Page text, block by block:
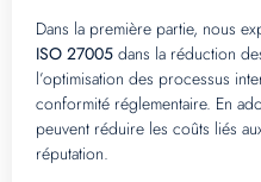
Dans la première partie, nous
ISO 27005 dans la réduction
l’optimisation des processus
conformité réglementaire. En
peuvent réduire les coûts liés
réputation.